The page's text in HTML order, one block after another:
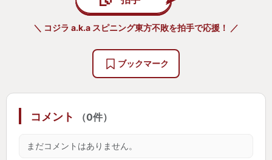
＼ コジラ a.k.a スピニング東方不敗を拍手で応援！ ／
ブックマーク
コメント （0件）
まだコメントはありません。